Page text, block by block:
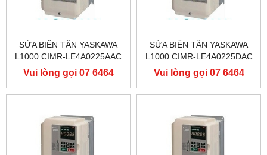
SỬA BIẾN TẦN YASKAWA
L1000 CIMR-LE4A0225AAC
400V 110KW, BIẾN TẦN
YASKAWA L1000
Vui lòng gọi 07 6464
SỬA BIẾN TẦN YASKAWA
L1000 CIMR-LE4A0225DAC
400V 110KW, BIẾN TẦN
YASKAWA L1000
Vui lòng gọi 07 6464